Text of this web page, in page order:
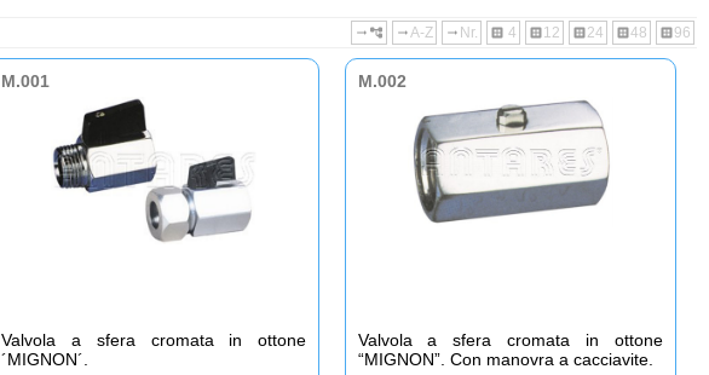
dataset96
dataset48
dataset24
dataset12
dataset 4
arrow_right_alt Nr.
arrow_right_altA-Z
arrow_right_alt account_tree
M.001
Valvola a sfera cromata in ottone
´MIGNON´.
M.002
Valvola a sfera cromata in ottone
“MIGNON”. Con manovra a cacciavite.